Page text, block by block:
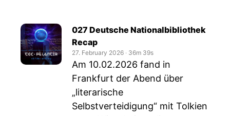
027 Deutsche Nationalbibliothek
Recap
27. February 2026 ‧ 36m 39s
Am 10.02.2026 fand in
Frankfurt der Abend über
„literarische
Selbstverteidigung“ mit Tolkien